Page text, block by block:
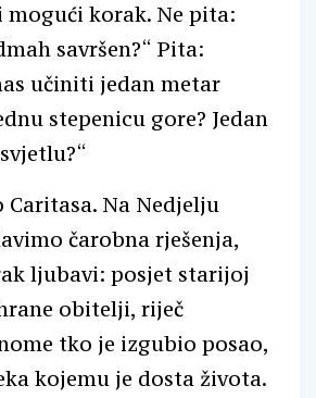
mogući korak. Ne pita:
savršen?“ Pita:
učiniti jedan metar
stepenicu gore? Jedan
Caritasa. Na Nedjelju
čarobna rješenja,
ljubavi: posjet starijoj
obitelji, riječ
tko je izgubio posao,
kojemu je dosta života.